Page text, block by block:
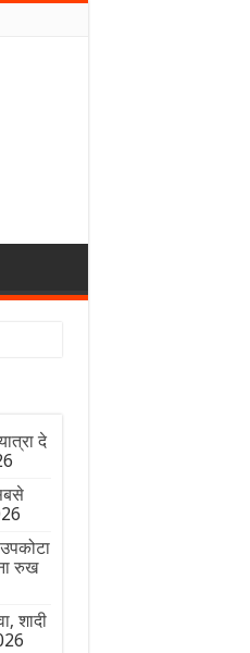
दे
रुख
शादी